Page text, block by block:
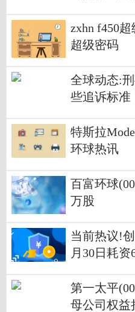
zxhn f450
超级密码
全球动态:
些追诉标准
特斯拉
环球热讯
百富环球
万股
当前热议!
月30日耗
第一太平
母公司权益